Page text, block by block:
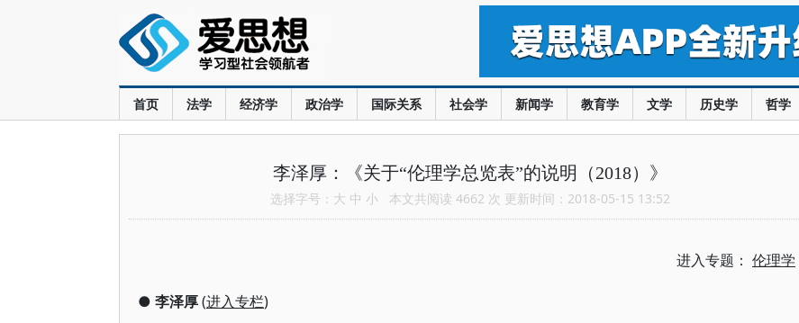
首页 法学 经济学 政治学 国际关系 社会学 新闻学 教育学 文学 历史学 哲学
李泽厚：《关于“伦理学总览表”的说明（2018）》
选择字号： 大 中 小 本文共阅读 4662 次 更新时间：2018-05-15 13:52
进入专题： 伦理学
● 李泽厚(进入专栏)